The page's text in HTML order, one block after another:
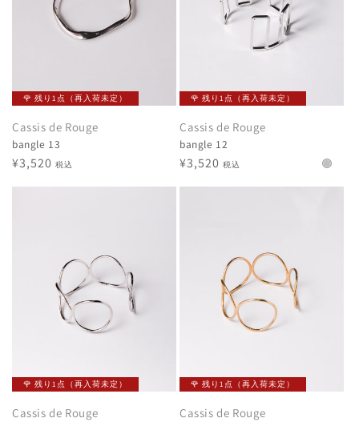
🌹 残り1点（再入荷未定）
Cassis de Rouge
bangle 13
通
¥3,520 税込
🌹 残り1点（再入荷未定）
Cassis de Rouge
bangle 12
通
¥3,520 税込
🌹 残り1点（再入荷未定）
Cassis de Rouge
🌹 残り1点（再入荷未定）
Cassis de Rouge